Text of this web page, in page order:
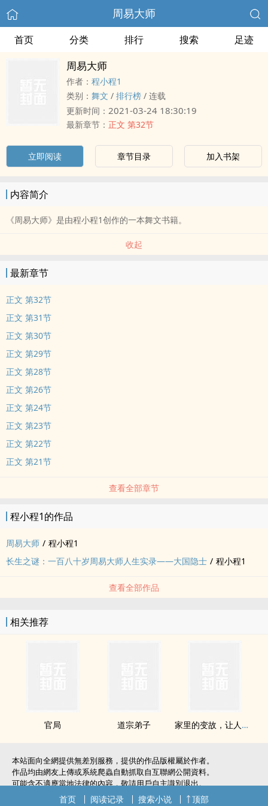
周易大师
首页 分类 排行 搜索 足迹
周易大师
作者： 程小程1
类别： 舞文 / 排行榜 / 连载
更新时间： 2021-03-24 18:30:19
最新章节： 正文 第32节
立即阅读 章节目录 加入书架
内容简介
《周易大师》是由程小程1创作的一本舞文书籍。
收起
最新章节
正文 第32节
正文 第31节
正文 第30节
正文 第29节
正文 第28节
正文 第26节
正文 第24节
正文 第23节
正文 第22节
正文 第21节
查看全部章节
程小程1的作品
周易大师 / 程小程1
长生之谜：一百八十岁周易大师人生实录——大国隐士 / 程小程1
查看全部作品
相关推荐
官局 道宗弟子 家里的变故，让人只想逃离一切
本站面向全網提供無差別服務，提供的作品版權屬於作者。
作品均由網友上傳或系統爬蟲自動抓取自互聯網公開資料。
可能含不適應當地法律的內容，敬請用戶自主識別退出。
如無意中侵犯了您的權利，敬請聯系我們。
首页 阅读记录 搜索小说 顶部